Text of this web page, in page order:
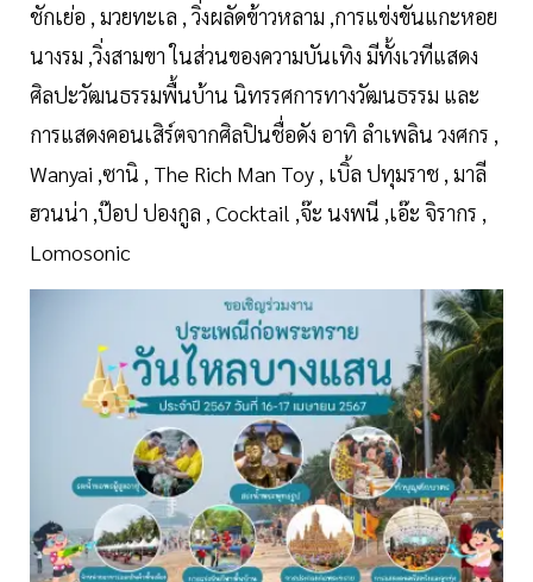
ชักเย่อ , มวยทะเล , วิ่งผลัดข้าวหลาม ,การแข่งขันแกะหอย
นางรม ,วิ่งสามขา ในส่วนของความบันเทิง มีทั้งเวทีแสดง
ศิลปะวัฒนธรรมพื้นบ้าน นิทรรศการทางวัฒนธรรม และ
การแสดงคอนเสิร์ตจากศิลปินชื่อดัง อาทิ ลำเพลิน วงศกร ,
Wanyai ,ซานิ , The Rich Man Toy , เบิ้ล ปทุมราช , มาลี
ฮวนน่า ,ป๊อป ปองกูล , Cocktail ,จ๊ะ นงพนี ,เอ๊ะ จิรากร ,
Lomosonic